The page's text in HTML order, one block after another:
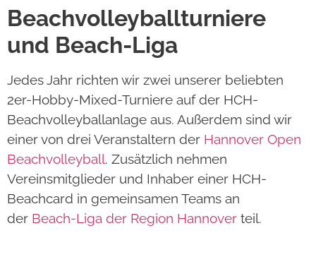
Beachvolleyballturniere
und Beach-Liga
Jedes Jahr richten wir zwei unserer beliebten
2er-Hobby-Mixed-Turniere auf der HCH-
Beachvolleyballanlage aus. Außerdem sind wir
einer von drei Veranstaltern der Hannover Open
Beachvolleyball. Zusätzlich nehmen
Vereinsmitglieder und Inhaber einer HCH-
Beachcard in gemeinsamen Teams an
der Beach-Liga der Region Hannover teil.